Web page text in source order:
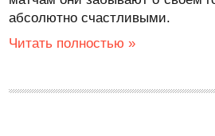
абсолютно счастливыми.
Читать полностью »